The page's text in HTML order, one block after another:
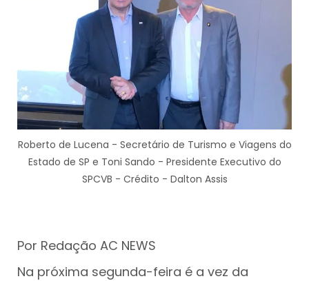
Roberto de Lucena - Secretário de Turismo e Viagens do
Estado de SP e Toni Sando - Presidente Executivo do
SPCVB - Crédito - Dalton Assis
Por Redação AC NEWS
Na próxima segunda-feira é a vez da